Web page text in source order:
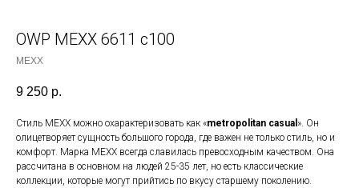
OWP MEXX 6611 c100
MEXX
9 250 р.
Стиль MEXX можно охарактеризовать как «metropolitan casual ». Он
олицетворяет сущность большого города, где важен не только стиль, но и
комфорт. Марка MEXX всегда славилась превосходным качеством. Она
рассчитана в основном на людей 25-35 лет, но есть классические
коллекции, которые могут прийтись по вкусу старшему поколению.